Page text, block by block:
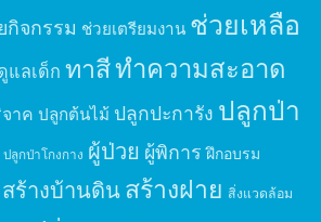
กิจกรรม ช่วยเตรียมงาน ช่วยเหลือ
แลเด็ก ทาสีทำความสะอาด
าค ปลูกต้นไม้ ปลูกปะการัง ปลูกป่า
ปลูกป่าโกงกาง ผู้ป่วย ผู้พิการ ฝึกอบรม
สร้างบ้านดินสร้างฝาย สิ่งแวดล้อม